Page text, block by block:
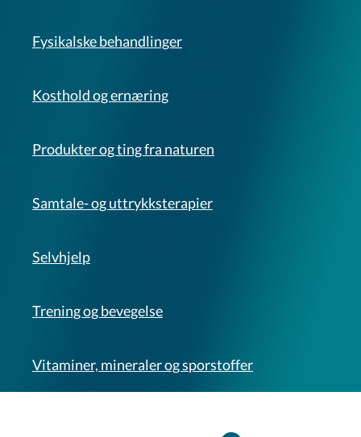
Fysikalske behandlinger
Kosthold og ernæring
Produkter og ting fra naturen
Samtale- og uttrykksterapier
Selvhjelp
Trening og bevegelse
Vitaminer, mineraler og sporstoffer